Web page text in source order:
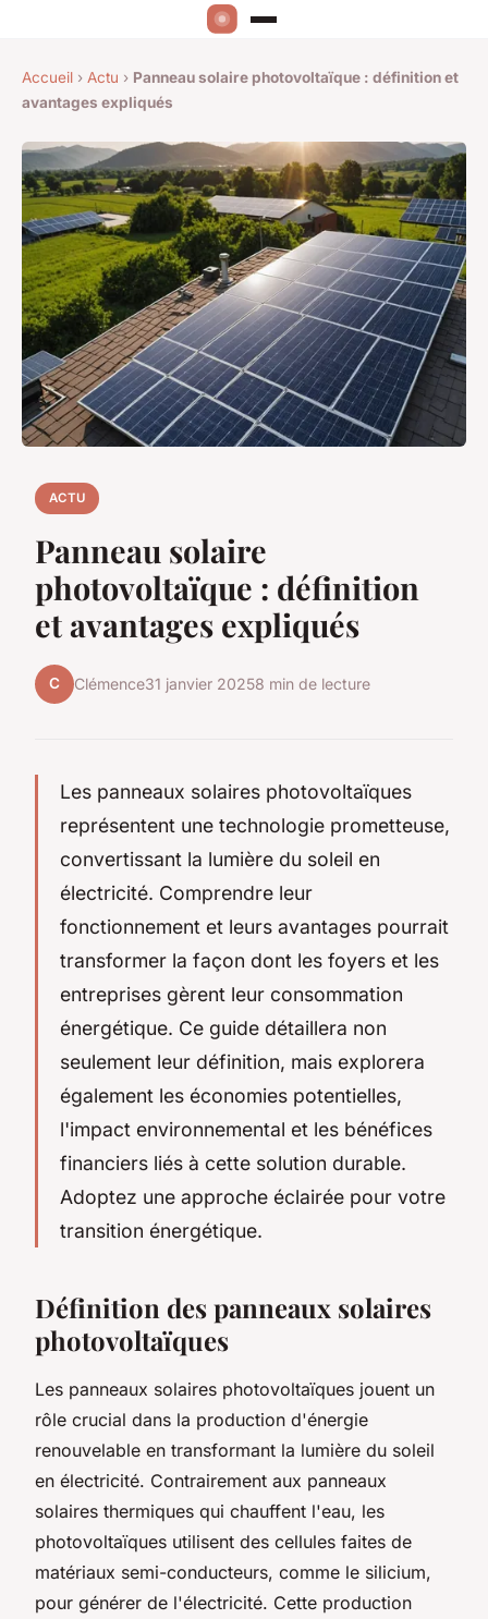
Accueil › Actu › Panneau solaire photovoltaïque : définition et
avantages expliqués
ACTU
Panneau solaire
photovoltaïque : définition
et avantages expliqués
C Clémence31 janvier 20258 min de lecture
Les panneaux solaires photovoltaïques
représentent une technologie prometteuse,
convertissant la lumière du soleil en
électricité. Comprendre leur
fonctionnement et leurs avantages pourrait
transformer la façon dont les foyers et les
entreprises gèrent leur consommation
énergétique. Ce guide détaillera non
seulement leur définition, mais explorera
également les économies potentielles,
l'impact environnemental et les bénéfices
financiers liés à cette solution durable.
Adoptez une approche éclairée pour votre
transition énergétique.
Définition des panneaux solaires
photovoltaïques
Les panneaux solaires photovoltaïques jouent un
rôle crucial dans la production d'énergie
renouvelable en transformant la lumière du soleil
en électricité. Contrairement aux panneaux
solaires thermiques qui chauffent l'eau, les
photovoltaïques utilisent des cellules faites de
matériaux semi-conducteurs, comme le silicium,
pour générer de l'électricité. Cette production